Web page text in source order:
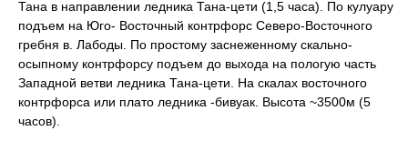
Тана в направлении ледника Тана-цети (1,5 часа). По кулуару
подъем на Юго- Восточный контрфорс Северо-Восточного
гребня в. Лабоды. По простому заснеженному скально-
осыпному контрфорсу подъем до выхода на пологую часть
Западной ветви ледника Тана-цети. На скалах восточного
контрфорса или плато ледника -бивуак. Высота ~3500м (5
часов).